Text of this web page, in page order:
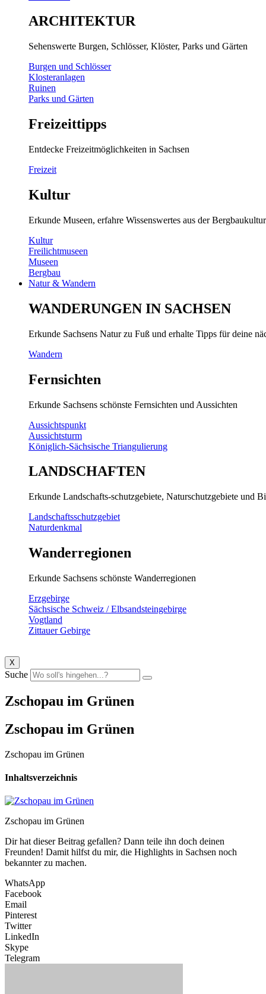
ARCHITEKTUR
Sehenswerte Burgen, Schlösser, Klöster, Parks und Gärten
Burgen und Schlösser
Klosteranlagen
Ruinen
Parks und Gärten
Freizeittipps
Entdecke Freizeitmöglichkeiten in Sachsen
Freizeit
Kultur
Erkunde Museen, erfahre Wissenswertes aus der
Kultur
Freilichtmuseen
Museen
Bergbau
Natur & Wandern
WANDERUNGEN IN SACHSEN
Erkunde Sachsens Natur zu Fuß und erhalte Tipps für deine
Wandern
Fernsichten
Erkunde Sachsens schönste Fernsichten und Aussichten
Aussichtspunkt
Aussichtsturm
Königlich-Sächsische Triangulierung
LANDSCHAFTEN
Erkunde Landschafts-schutzgebiete, Naturschutzgebiete und
Landschaftsschutzgebiet
Naturdenkmal
Wanderregionen
Erkunde Sachsens schönste Wanderregionen
Erzgebirge
Sächsische Schweiz / Elbsandsteingebirge
Vogtland
Zittauer Gebirge
X
Suche
Zschopau im Grünen
Zschopau im Grünen
Zschopau im Grünen
Inhaltsverzeichnis
Zschopau im Grünen
Dir hat dieser Beitrag gefallen? Dann teile ihn doch deinen
Freunden! Damit hilfst du mir, die Highlights in Sachsen noch
bekannter zu machen.
WhatsApp
Facebook
Email
Pinterest
Twitter
LinkedIn
Skype
Telegram